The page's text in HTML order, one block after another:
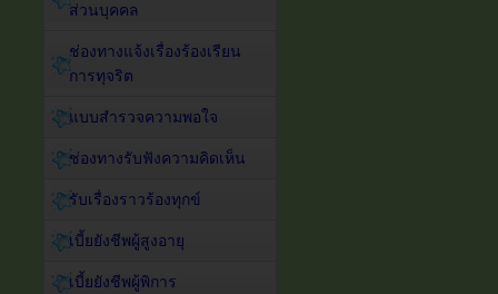
ส่วนบุคคล
ช่องทางแจ้งเรื่องร้องเรียน
การทุจริต
แบบสำรวจความพอใจ
ช่องทางรับฟังความคิดเห็น
รับเรื่องราวร้องทุกข์
เบี้ยยังชีพผู้สูงอายุ
เบี้ยยังชีพผู้พิการ